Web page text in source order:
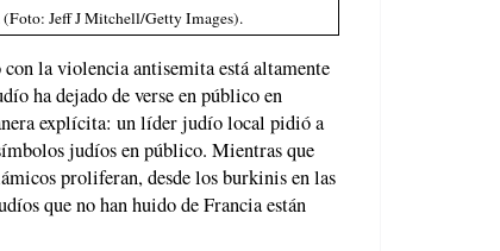
(Foto: Jeff J Mitchell/Getty Images).
la violencia antisemita está altamente
ha dejado de verse en público en
explícita: un líder judío local pidió a
judíos en público. Mientras que
proliferan, desde los burkinis en las
que no han huido de Francia están